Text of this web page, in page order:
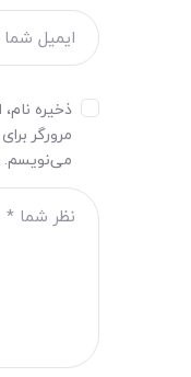
ذخیره
مرورگر
می‌نویسم.